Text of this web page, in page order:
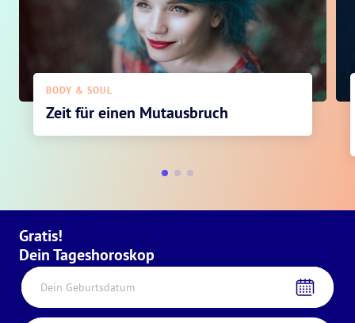
BODY & SOUL
Zeit für einen Mutausbruch
Gratis!
Dein Tageshoroskop
Dein Geburtsdatum